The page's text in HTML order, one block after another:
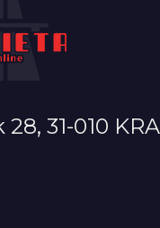
28, 31-010